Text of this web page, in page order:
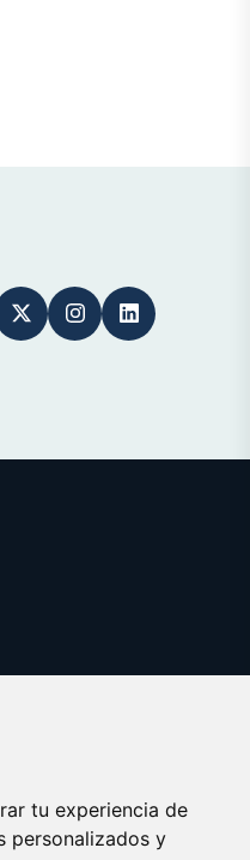
tu experiencia de
personalizados y